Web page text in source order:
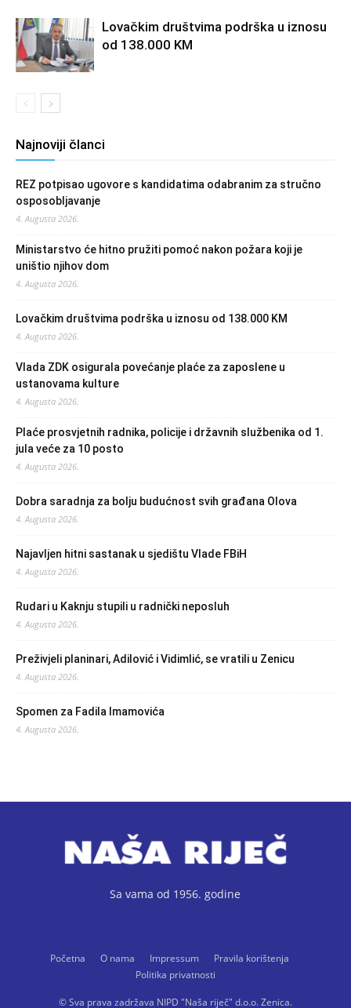
Lovačkim društvima podrška u iznosu
od 138.000 KM
Najnoviji članci
REZ potpisao ugovore s kandidatima odabranim za stručno
osposobljavanje
4. Augusta 2026.
Ministarstvo će hitno pružiti pomoć nakon požara koji je
uništio njihov dom
4. Augusta 2026.
Lovačkim društvima podrška u iznosu od 138.000 KM
4. Augusta 2026.
Vlada ZDK osigurala povećanje plaće za zaposlene u
ustanovama kulture
4. Augusta 2026.
Plaće prosvjetnih radnika, policije i državnih službenika od 1.
jula veće za 10 posto
4. Augusta 2026.
Dobra saradnja za bolju budućnost svih građana Olova
4. Augusta 2026.
Najavljen hitni sastanak u sjedištu Vlade FBiH
4. Augusta 2026.
Rudari u Kaknju stupili u radnički neposluh
4. Augusta 2026.
Preživjeli planinari, Adilović i Vidimlić, se vratili u Zenicu
4. Augusta 2026.
Spomen za Fadila Imamovića
4. Augusta 2026.
Sa vama od 1956. godine
Početna O nama Impressum
Pravila korištenja
Politika privatnosti
© Sva prava zadržava NIPD "Naša riječ" d.o.o. Zenica.